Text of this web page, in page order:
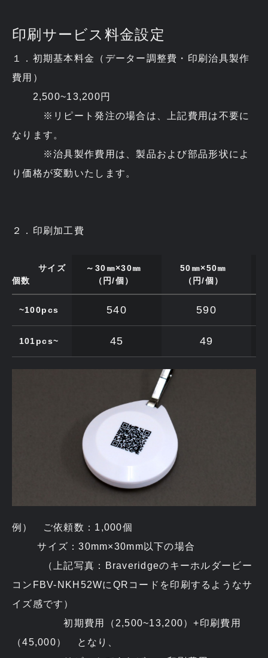
印刷サービス料金設定
１．初期基本料金（データー調整費・印刷治具製作
費用）
2,500~13,200円
※リピート発注の場合は、上記費用は不要に
なります。
※治具製作費用は、製品および部品形状によ
り価格が変動いたします。
２．印刷加工費
サイズ
個数
～30㎜×30㎜
（円/個）
50㎜×50㎜
（円/個）
~100pcs 540 590
101pcs~ 45 49
例） ご依頼数：1,000個
サイズ：30mm×30mm以下の場合
（上記写真：Braveridgeのキーホルダービー
コンFBV-NKH52WにQRコードを印刷するようなサ
イズ感です）
初期費用（2,500~13,200）+印刷費用
（45,000） となり、